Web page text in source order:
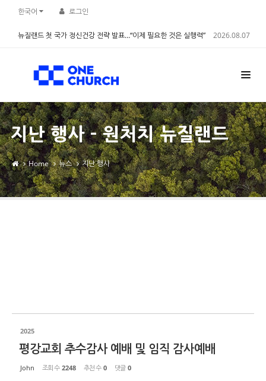
한국어 로그인
뉴질랜드 첫 국가 정신건강 전략 발표…“이제 필요한 것은 실행력” 2026.08.07
지난 행사 - 원처치 뉴질랜드
Home 뉴스 지난 행사
2025
평강교회 추수감사 예배 및 임직 감사예배
John 조회 수 2248 추천 수 0 댓글 0
Sketchbook5, 스케치북5